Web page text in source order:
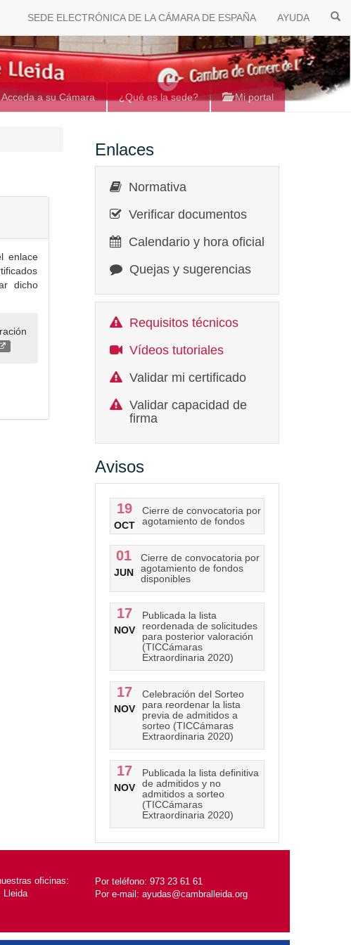
SEDE ELECTRÓNICA DE LA CÁMARA DE ESPAÑA AYUDA
Acceda a su Cámara ¿Qué es la sede? Mi portal
enlace
dicho
Enlaces
Normativa
Verificar documentos
Calendario y hora oficial
Quejas y sugerencias
Requisitos técnicos
Vídeos tutoriales
Validar mi certificado
Validar capacidad de
firma
Avisos
19
OCT
Cierre de convocatoria por
agotamiento de fondos
01
JUN
Cierre de convocatoria por
agotamiento de fondos
disponibles
17
NOV
Publicada la lista
reordenada de solicitudes
para posterior valoración
(TICCámaras
Extraordinaria 2020)
17
NOV
Celebración del Sorteo
para reordenar la lista
previa de admitidos a
sorteo (TICCámaras
Extraordinaria 2020)
17
NOV
Publicada la lista definitiva
de admitidos y no
admitidos a sorteo
(TICCámaras
Extraordinaria 2020)
oficinas:
Lleida
Por teléfono: 973 23 61 61
Por e-mail: ayudas@cambralleida.org